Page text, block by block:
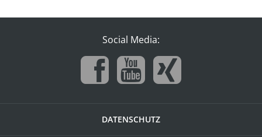
Social Media:
DATENSCHUTZ